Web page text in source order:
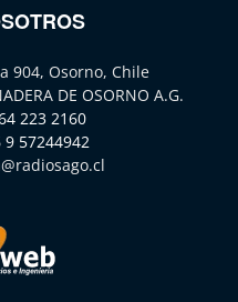
904, Osorno, Chile
DE OSORNO A.G.
223 2160
9 57244942